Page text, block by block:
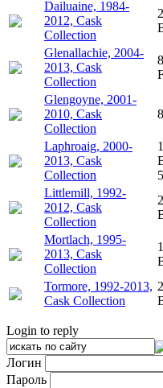
Dailuaine, 1984-
2012, Cask
Collection
Glenallachie, 2004-
2013, Cask
Collection
Glengoyne, 2001-
2010, Cask
Collection
Laphroaig, 2000-
2013, Cask
Collection
Littlemill, 1992-
2012, Cask
Collection
Mortlach, 1995-
2013, Cask
Collection
Tormore, 1992-2013,
Cask Collection
Login to reply
Логин
Пароль